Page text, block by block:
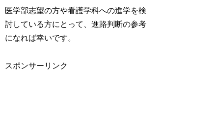
医学部志望の方や看護学科への進学を検
討している方にとって、進路判断の参考
になれば幸いです。
スポンサーリンク